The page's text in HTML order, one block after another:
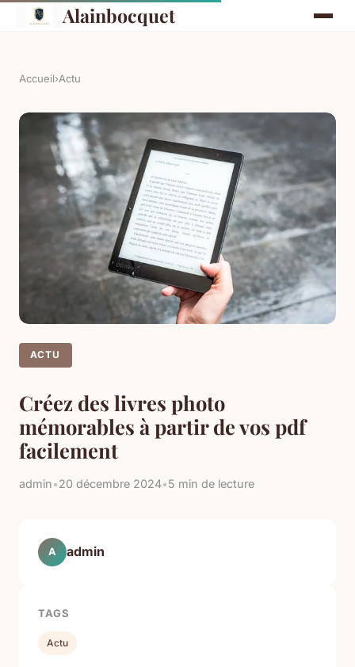
Alainbocquet
Accueil›Actu
ACTU
Créez des livres photo
mémorables à partir de vos pdf
facilement
admin•20 décembre 2024•5 min de lecture
A admin
TAGS
Actu